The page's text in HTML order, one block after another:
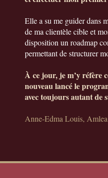
Elle a su me guider dans
de ma clientèle cible et
disposition un roadmap
permettant de structurer
À ce jour, je m’y réfère
nouveau lancé le
avec toujours autant de
Anne-Edma Louis,